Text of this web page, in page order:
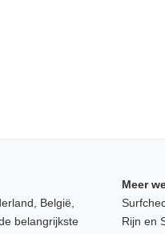
België,
belangrijkste
Meer
Rijn en